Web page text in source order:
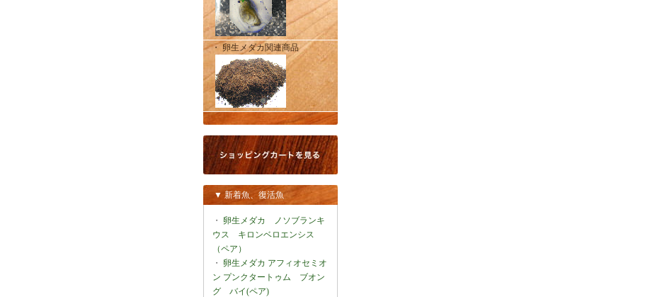
・ 卵生メダカ関連商品
▼ 新着魚、復活魚
・ 卵生メダカ ノソブランキ
ウス キロンベロエンシス
（ペア）
・ 卵生メダカ アフィオセミオ
ン プンクタートゥム ブオン
グ バイ(ペア)